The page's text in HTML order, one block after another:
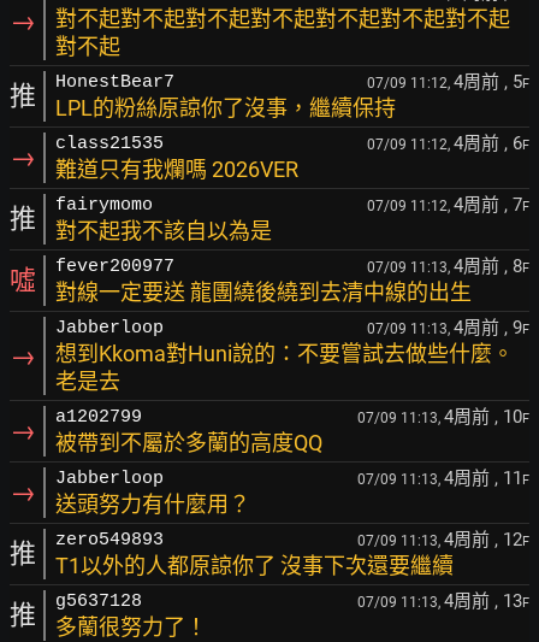
→
對不起對不起對不起對不起對不起對不起對不起
對不起
推 HonestBear7 07/09 11:12, 4周前 , 5F
LPL的粉絲原諒你了沒事，繼續保持
→ class21535 07/09 11:12, 4周前 , 6F
難道只有我爛嗎 2026VER
推 fairymomo 07/09 11:12, 4周前 , 7F
對不起我不該自以為是
噓 fever200977 07/09 11:13, 4周前 , 8F
對線一定要送 龍團繞後繞到去清中線的出生
→
Jabberloop 07/09 11:13, 4周前 , 9F
想到Kkoma對Huni說的：不要嘗試去做些什麼。
老是去
→ a1202799 07/09 11:13, 4周前 , 10F
被帶到不屬於多蘭的高度QQ
→ Jabberloop 07/09 11:13, 4周前 , 11 F
送頭努力有什麼用？
推 zero549893 07/09 11:13, 4周前 , 12F
T1以外的人都原諒你了 沒事下次還要繼續
推 g5637128 07/09 11:13, 4周前 , 13F
多蘭很努力了！